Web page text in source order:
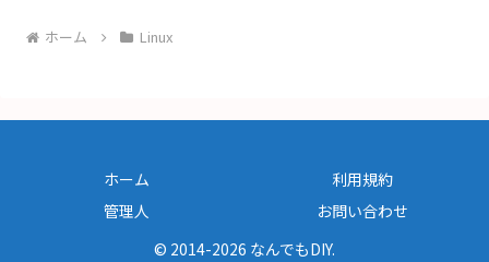
ホーム Linux
ホーム
利用規約
管理人
お問い合わせ
© 2014-2026 なんでもDIY.